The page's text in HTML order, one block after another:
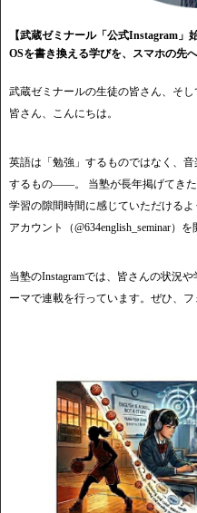
【武蔵ゼミナール「公式Instagram
OSを書き換える学びを、スマホの先へ
武蔵ゼミナールの生徒の皆さん、そ
皆さん、こんにちは。
英語は「勉強」するものではなく、
するもの——。 当塾が長年掲げてき
学習の隙間時間に感じていただける
アカウント（@634english_seminar）を
当塾のInstagramでは、皆さんの状況
ーマで連載を行っています。ぜひ、フ